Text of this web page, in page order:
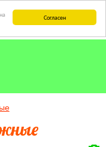
Согласен